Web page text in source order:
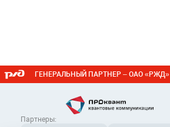
ГЕНЕРАЛЬНЫЙ ПАРТНЕР – ОАО «РЖД»
Партнеры: